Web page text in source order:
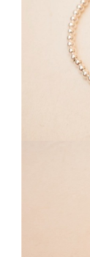
#14 1Co 2:9
然而正如經上
見過，耳朵沒
我的神必照他
過我們所求所
我們愛，因為